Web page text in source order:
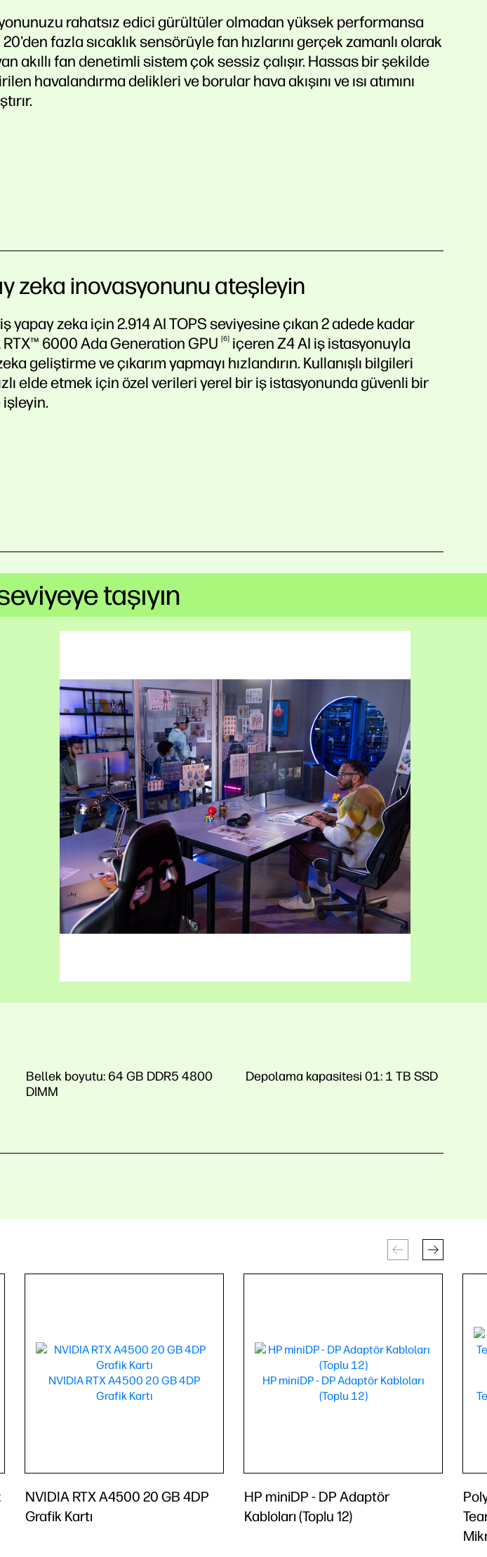
rahatsız edici gürültüler olmadan yüksek performansa
20'den fazla sıcaklık sensörüyle fan hızlarını gerçek zamanlı olarak
akıllı fan denetimli sistem çok sessiz çalışır. Hassas bir şekilde
havalandırma delikleri ve borular hava akışını ve ısı atımını
zeka inovasyonunu ateşleyin
yapay zeka için 2.914 AI TOPS seviyesine çıkan 2 adede kadar
RTX™ 6000 Ada GenerationGPU 6
içeren Z4 AI iş istasyonuyla
geliştirme ve çıkarım yapmayı hızlandırın. Kullanışlı bilgileri
elde etmek için özel verileri yerel bir iş istasyonunda güvenli bir
taşıyın
Bellek boyutu: 64 GB DDR5 4800
DIMM
Depolama kapasitesi 01: 1 TB SSD
NVIDIA RTX A4500 20 GB 4DP
Grafik Kartı
HP miniDP - DP Adaptör
Kabloları (Toplu 12)